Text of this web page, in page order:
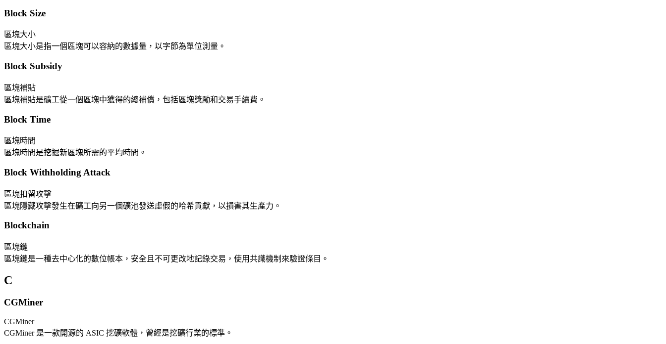
Block Size
區塊大小
區塊大小是指一個區塊可以容納的數據量，以字節為單位測量。
Block Subsidy
區塊補貼
區塊補貼是礦工從一個區塊中獲得的總補償，包括區塊獎勵和交易手續費。
Block Time
區塊時間
區塊時間是挖掘新區塊所需的平均時間。
Block Withholding Attack
區塊扣留攻擊
區塊隱藏攻擊發生在礦工向另一個礦池發送虛假的哈希貢獻，以損害其生產力。
Blockchain
區塊鏈
區塊鏈是一種去中心化的數位帳本，安全且不可更改地記錄交易，使用共識機制來驗證條目。
C
CGMiner
CGMiner
CGMiner 是一款開源的 ASIC 挖礦軟體，曾經是挖礦行業的標準。